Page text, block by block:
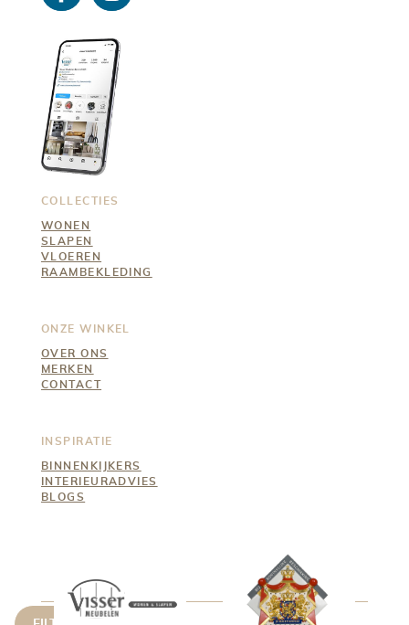
COLLECTIES
WONEN
SLAPEN
VLOEREN
RAAMBEKLEDING
ONZE WINKEL
OVER ONS
MERKEN
CONTACT
INSPIRATIE
BINNENKIJKERS
INTERIEURADVIES
BLOGS
Facebo
ok
Instagra
m